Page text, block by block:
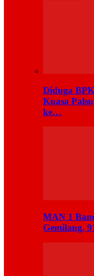
Diduga
Kuasa
ke…
MAN 1
Gemilang,